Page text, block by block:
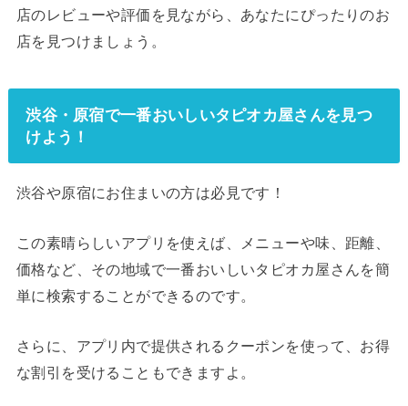
店のレビューや評価を見ながら、あなたにぴったりのお
店を見つけましょう。
渋谷・原宿で一番おいしいタピオカ屋さんを見つ
けよう！
渋谷や原宿にお住まいの方は必見です！
この素晴らしいアプリを使えば、メニューや味、距離、
価格など、その地域で一番おいしいタピオカ屋さんを簡
単に検索することができるのです。
さらに、アプリ内で提供されるクーポンを使って、お得
な割引を受けることもできますよ。